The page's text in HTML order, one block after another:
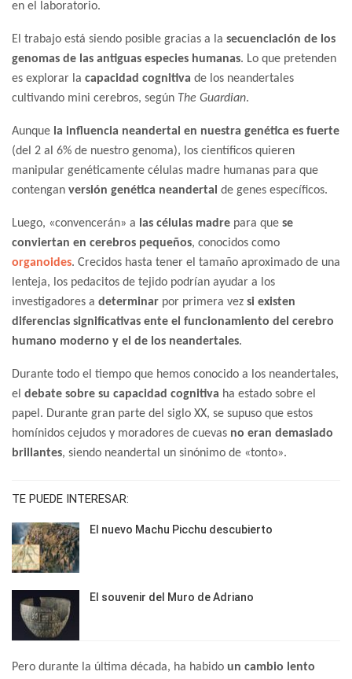
en el laboratorio.
El trabajo está siendo posible gracias a la secuenciación de los
genomas de las antiguas especies humanas. Lo que pretenden
es explorar la capacidad cognitiva de los neandertales
cultivando mini cerebros, según The Guardian.
Aunque la influencia neandertal en nuestra genética es fuerte
(del 2 al 6% de nuestro genoma), los científicos quieren
manipular genéticamente células madre humanas para que
contengan versión genética neandertal de genes específicos.
Luego, «convencerán» a las células madre para que se
conviertan en cerebros pequeños, conocidos como
organoides. Crecidos hasta tener el tamaño aproximado de una
lenteja, los pedacitos de tejido podrían ayudar a los
investigadores a determinar por primera vez si existen
diferencias significativas ente el funcionamiento del cerebro
humano moderno y el de los neandertales.
Durante todo el tiempo que hemos conocido a los neandertales,
el debate sobre su capacidad cognitiva ha estado sobre el
papel. Durante gran parte del siglo XX, se supuso que estos
homínidos cejudos y moradores de cuevas no eran demasiado
brillantes, siendo neandertal un sinónimo de «tonto».
TE PUEDE INTERESAR:
El nuevo Machu Picchu descubierto
El souvenir del Muro de Adriano
Pero durante la última década, ha habido un cambio lento